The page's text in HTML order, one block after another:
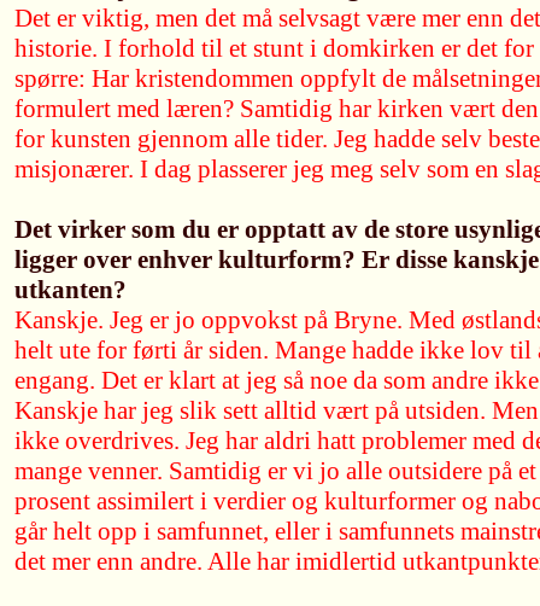
Det er viktig, men det må selvsagt være mer enn
historie. I forhold til et stunt i domkirken er det for
spørre: Har kristendommen oppfylt de
formulert med læren? Samtidig har kirken vært den
for kunsten gjennom alle tider. Jeg hadde selv
misjonærer. I dag plasserer jeg meg selv som en
Det virker som du er opptatt av de store
ligger over enhver kulturform? Er disse
utkanten?
Kanskje. Jeg er jo oppvokst på Bryne. Med
helt ute for førti år siden. Mange hadde ikke lov til
engang. Det er klart at jeg så noe da som andre
Kanskje har jeg slik sett alltid vært på utsiden.
ikke overdrives. Jeg har aldri hatt problemer med
mange venner. Samtidig er vi jo alle outsidere på
prosent assimilert i verdier og kulturformer og
går helt opp i samfunnet, eller i samfunnets
det mer enn andre. Alle har imidlertid